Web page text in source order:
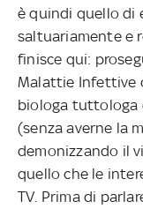
è quindi quello di
saltuariamente e
finisce qui:
Malattie Infettive
biologa tuttologa
(senza averne la
demonizzando il
quello che le
TV. Prima di